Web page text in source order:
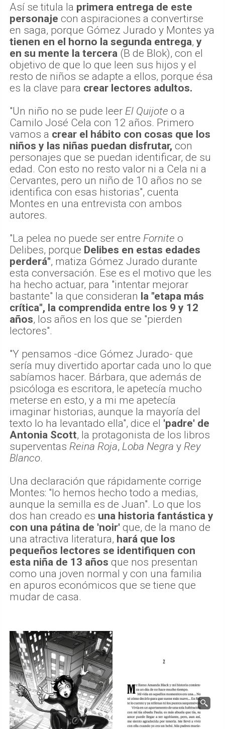
Así se titula la primera entrega de este
personaje con aspiraciones a convertirse
en saga, porque Gómez Jurado y Montes ya
tienen en el horno la segunda entrega, y
en su mente la tercera (B de Blok), con el
objetivo de que lo que leen sus hijos y el
resto de niños se adapte a ellos, porque ésa
es la clave para crear lectores adultos.
"Un niño no se pude leer El Quijote o a
Camilo José Cela con 12 años. Primero
vamos a crear el hábito con cosas que los
niños y las niñas puedan disfrutar, con
personajes que se puedan identificar, de su
edad. Con esto no resto valor ni a Cela ni a
Cervantes, pero un niño de 10 años no se
identifica con esas historias", cuenta
Montes en una entrevista con ambos
autores.
"La pelea no puede ser entre Fornite o
Delibes, porque Delibes en estas edades
perderá", matiza Gómez Jurado durante
esta conversación. Ese es el motivo que les
ha hecho actuar, para "intentar mejorar
bastante" la que consideran la "etapa más
crítica", la comprendida entre los 9 y 12
años, los años en los que se "pierden
lectores".
"Y pensamos -dice Gómez Jurado- que
sería muy divertido aportar cada uno lo que
sabíamos hacer. Bárbara, que además de
psicóloga es escritora, le apetecía mucho
meterse en esto, y a mi me apetecía
imaginar historias, aunque la mayoría del
texto lo ha levantado ella", dice el 'padre' de
Antonia Scott, la protagonista de los libros
superventas Reina Roja, Loba Negra y Rey
Blanco.
Una declaración que rápidamente corrige
Montes: "lo hemos hecho todo a medias,
aunque la semilla es de Juan". Lo que los
dos han creado es una historia fantástica y
con una pátina de 'noir' que, de la mano de
una atractiva literatura, hará que los
pequeños lectores se identifiquen con
esta niña de 13 años que nos presentan
como una joven normal y con una familia
en apuros económicos que se tiene que
mudar de casa.